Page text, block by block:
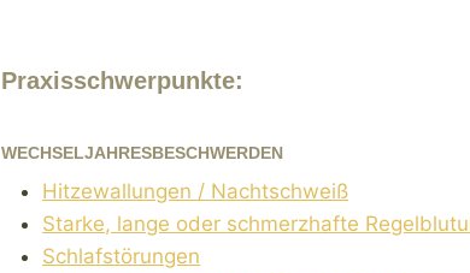
Praxisschwerpunkte:
WECHSELJAHRESBESCHWERDEN
Hitzewallungen / Nachtschweiß
Starke, lange oder schmerzhafte
Schlafstörungen